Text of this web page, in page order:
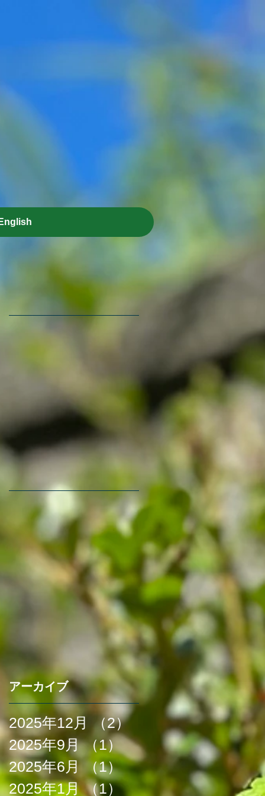
アーカイブ
2025年12月 （2）2件の記事
2025年9月 （1）1件の記事
2025年6月
（1）1件の記事
2025年1月 （1）1件の記事